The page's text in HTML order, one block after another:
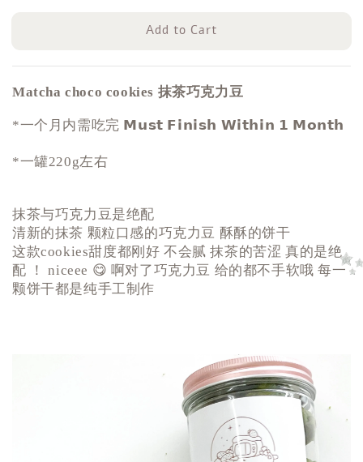
Add to Cart
Matcha choco cookies 抹茶巧克力豆
*一个月内需吃完 𝗠𝘂𝘀𝘁 𝗙𝗶𝗻𝗶𝘀𝗵 𝗪𝗶𝘁𝗵𝗶𝗻 𝟭 𝗠𝗼𝗻𝘁𝗵
*一罐220g左右
抹茶与巧克力豆是绝配
清新的抹茶 颗粒口感的巧克力豆 酥酥的饼干
这款cookies甜度都刚好 不会腻 抹茶的苦涩 真的是绝
配 ！ niceee 😋 啊对了巧克力豆 给的都不手软哦 每一
颗饼干都是纯手工制作